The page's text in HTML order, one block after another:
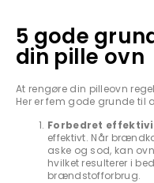
5 gode
din pille ovn
At rengøre din pilleovn
Her er fem gode grunde til
Forbedret
effektivt. Når
aske og sod, kan
hvilket resulterer i
brændstofforbrug.